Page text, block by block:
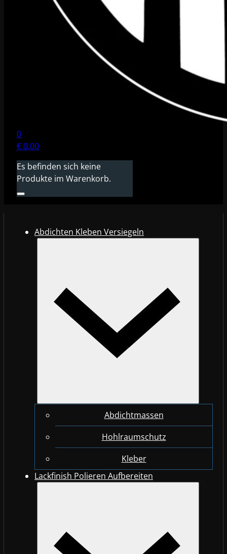
0
€0,00
Es befinden sich keine
Produkte im Warenkorb.
Abdichten Kleben Versiegeln
Abdichtmassen
Hohlraumschutz
Kleber
Lackfinish Polieren Aufbereiten